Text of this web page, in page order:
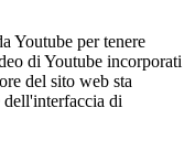
Youtube per tenere
di Youtube incorporati
del sito web sta
di